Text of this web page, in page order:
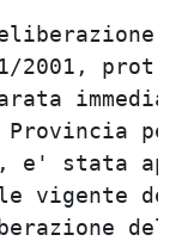
19/11/
e'